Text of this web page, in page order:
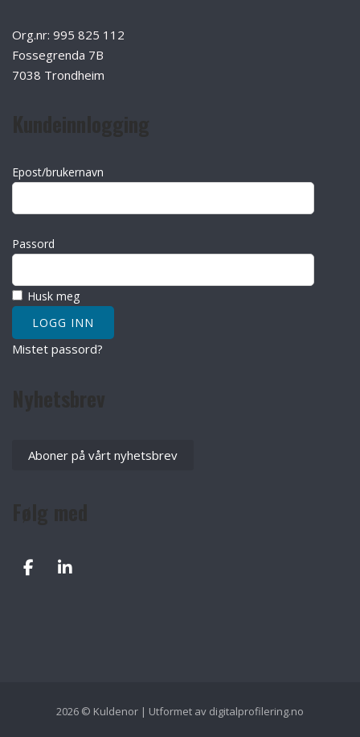
Org.nr: 995 825 112
Fossegrenda 7B
7038 Trondheim
Epost/brukernavn
Passord
Husk meg
Mistet passord?
Aboner på vårt nyhetsbrev
2026 © Kuldenor | Utformet av digitalprofilering.no